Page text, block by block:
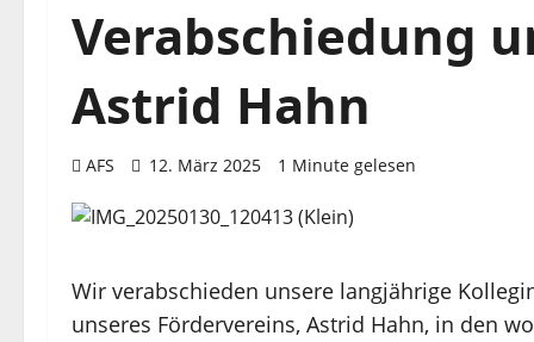
Verabschiedung
Astrid Hahn
AFS 12. März 2025 1 Minute gelesen
Wir verabschieden unsere langjährige
unseres Fördervereins, Astrid Hahn, in den